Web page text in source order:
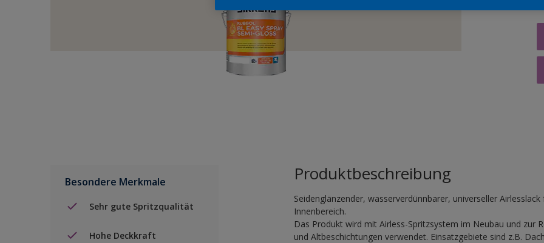
Besondere Merkmale
Sehr gute Spritzqualität
Hohe Deckkraft
Produktbeschreibung
Seidenglänzender, wasserverdünnbarer, universeller
Innenbereich.
Das Produkt wird mit Airless-Spritzsystem im Neubau und
und Altbeschichtungen verwendet. Einsatzgebiete sind z.B.